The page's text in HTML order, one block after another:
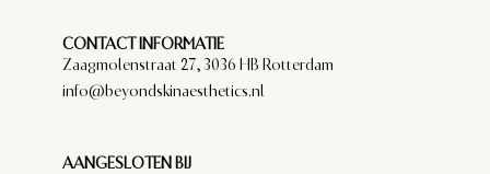
CONTACT INFORMATIE
Zaagmolenstraat 27, 3036 HB Rotterdam
info@beyondskinaesthetics.nl
AANGESLOTEN BIJ